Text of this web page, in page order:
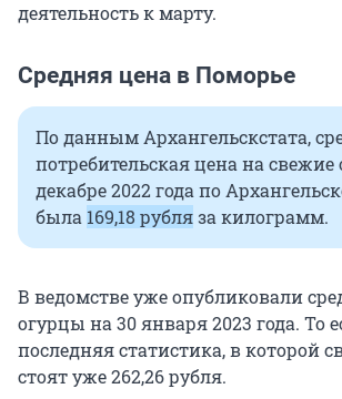
деятельность к марту.
Средняя цена в Поморье
По данным Архангельскстата,
потребительская цена на
декабре 2022 года по
была 169,18 рубляза килограмм.
В ведомстве уже опубликовали
огурцы на 30 января 2023 года. То
последняя статистика, в которой
стоят уже 262,26 рубля.